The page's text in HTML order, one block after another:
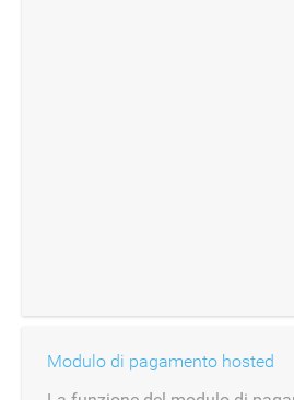
Modulo di pagamento hosted